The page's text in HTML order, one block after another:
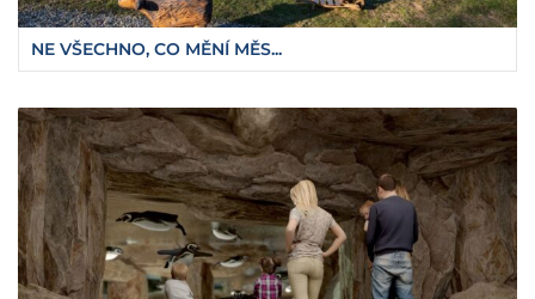
NE VŠECHNO, CO MĚNÍ MĚS...